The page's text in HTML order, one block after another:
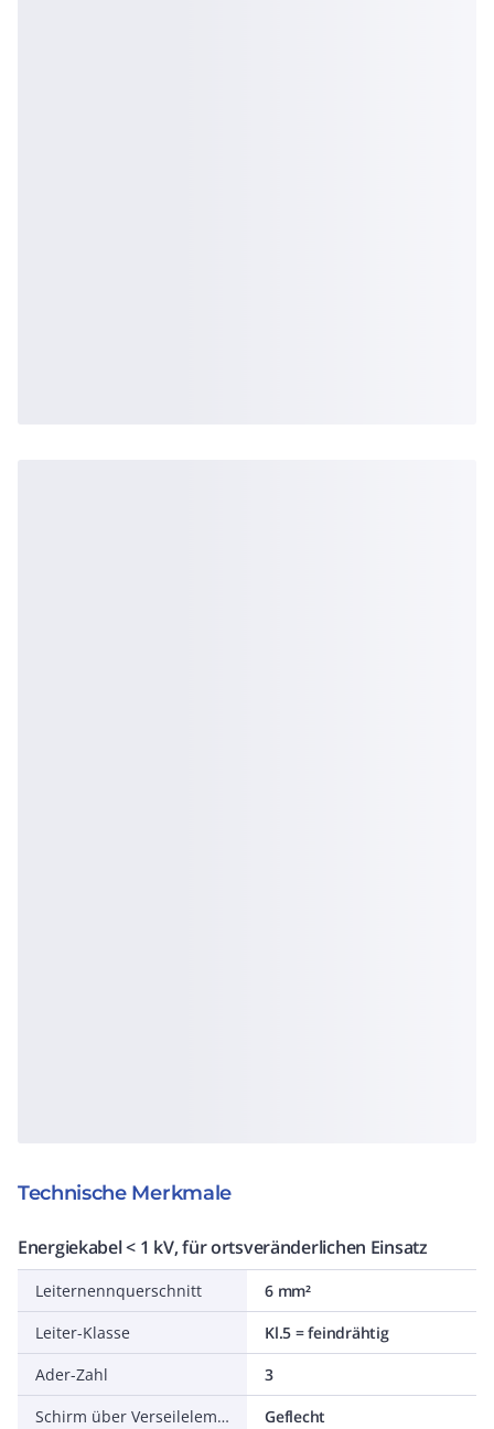
Technische Merkmale
Energiekabel < 1 kV, für ortsveränderlichen Einsatz
Leiternennquerschnitt
6 mm²
Leiter-Klasse
Kl.5 = feindrähtig
Ader-Zahl
3
Schirm über Verseilelement
Geflecht